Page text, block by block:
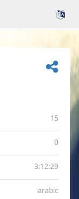
15
0
3:12:29
arabic